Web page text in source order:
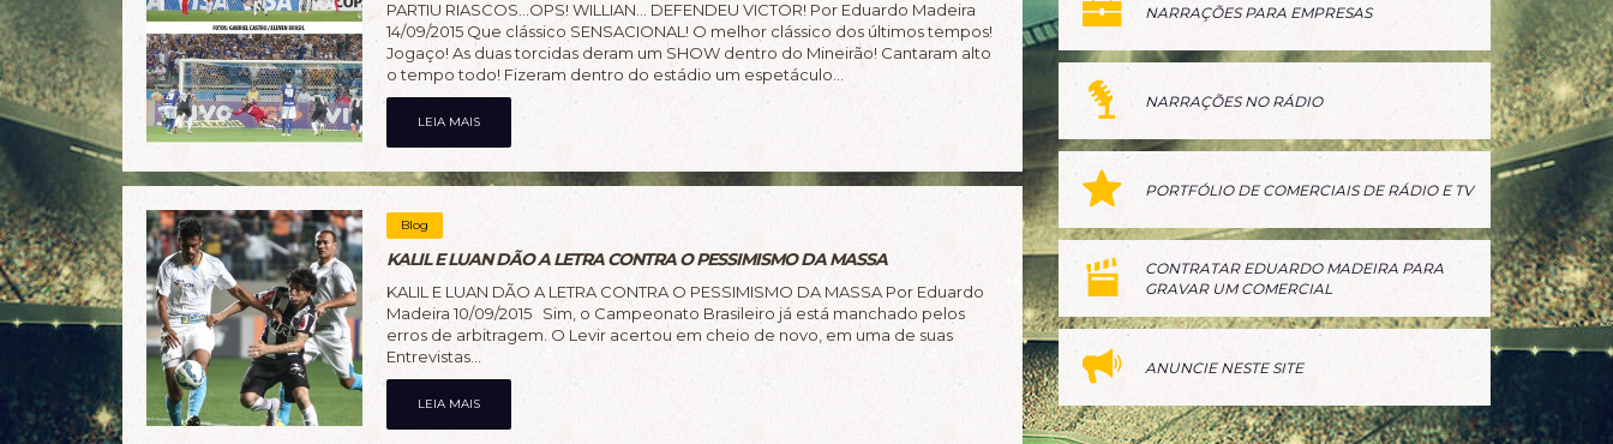
PARTIU RIASCOS…OPS! WILLIAN… DEFENDEU VICTOR! Por Eduardo Madeira
14/09/2015 Que clássico SENSACIONAL! O melhor clássico dos últimos tempos!
Jogaço! As duas torcidas deram um SHOW dentro do Mineirão! Cantaram alto
o tempo todo! Fizeram dentro do estádio um espetáculo...
LEIA MAIS
Blog
KALIL E LUAN DÃO A LETRA CONTRA O PESSIMISMO DA MASSA
KALIL E LUAN DÃO A LETRA CONTRA O PESSIMISMO DA MASSA Por Eduardo
Madeira 10/09/2015 Sim, o Campeonato Brasileiro já está manchado pelos
erros de arbitragem. O Levir acertou em cheio de novo, em uma de suas
Entrevistas...
LEIA MAIS
NARRAÇÕES PARA EMPRESAS
NARRAÇÕES NO RÁDIO
PORTFÓLIO DE COMERCIAIS DE RÁDIO E TV
CONTRATAR EDUARDO MADEIRA PARA
GRAVAR UM COMERCIAL
ANUNCIE NESTE SITE